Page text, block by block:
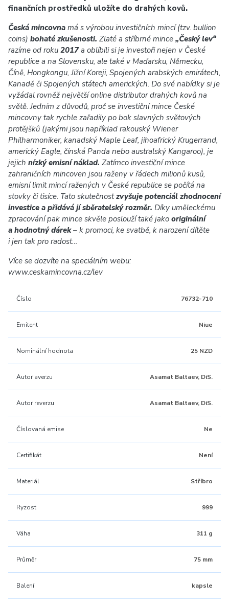
finančních prostředků uložíte do drahých kovů.
Česká mincovna má s výrobou investičních mincí (tzv. bullion
coins) bohaté zkušenosti. Zlaté a stříbrné mince „Český lev“
razíme od roku 2017a oblíbili si je investoři nejen v České
republice a na Slovensku, ale také v Maďarsku, Německu,
Číně, Hongkongu, Jižní Koreji, Spojených arabských emirátech,
Kanadě či Spojených státech amerických. Do své nabídky si je
vyžádal rovněž největší online distributor drahých kovů na
světě. Jedním z důvodů, proč se investiční mince České
mincovny tak rychle zařadily po bok slavných světových
protějšků (jakými jsou například rakouský Wiener
Philharmoniker, kanadský Maple Leaf, jihoafrický Krugerrand,
americký Eagle, čínská Panda nebo australský Kangaroo), je
jejich nízký emisní náklad. Zatímco investiční mince
zahraničních mincoven jsou raženy v řádech milionů kusů,
emisní limit mincí ražených v České republice se počítá na
stovky či tisíce. Tato skutečnostzvyšuje potenciál zhodnocení
investice a přidává jí sběratelský rozměr. Díky uměleckému
zpracování pak mince skvěle poslouží také jako originální
a hodnotný dárek– k promoci, ke svatbě, k narození dítěte
i jen tak pro radost…
Více se dozvíte na speciálním webu:
www.ceskamincovna.cz/lev
Číslo 76732-710
Emitent Niue
Nominální hodnota 25 NZD
Autor averzu Asamat Baltaev, DiS.
Autor reverzu Asamat Baltaev, DiS.
Číslovaná emise Ne
Certifikát Není
Materiál Stříbro
Ryzost 999
Váha 311 g
Průměr 75 mm
Balení kapsle